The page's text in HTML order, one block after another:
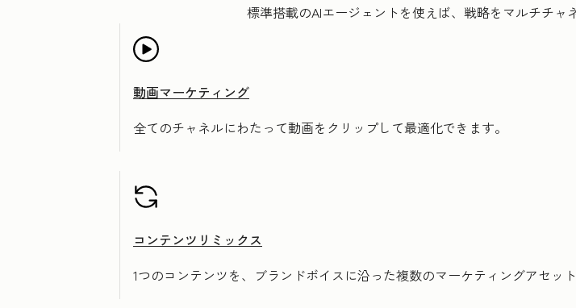
標準搭載のAIエージェントを使えば、戦略をマルチチャ
動画マーケティング
全てのチャネルにわたって動画をクリップして最適化できます。
コンテンツリミックス
1つのコンテンツを、ブランドボイスに沿った複数のマーケティングアセッ